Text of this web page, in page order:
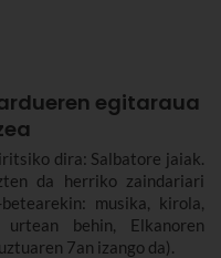
egitaraua
dira: Salbatore jaiak.
da herriko zaindariari
musika, kirola,
behin, Elkanoren
7an izango da).